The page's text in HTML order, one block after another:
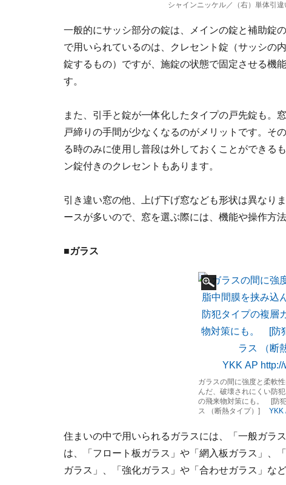
シャインニッケル／（右）単体
一般的にサッシ部分の錠は、メインの錠と補助錠
で用いられているのは、クレセント錠（サッシの
錠するもの）ですが、施錠の状態で固定させる機
す。
また、引手と錠が一体化したタイプの戸先錠も。
戸締りの手間が少なくなるのがメリットです。そ
る時のみに使用し普段は外しておくことができる
ン錠付きのクレセントもあります。
引き違い窓の他、上げ下げ窓なども形状は異なり
ースが多いので、窓を選ぶ際には、機能や操作方
■ガラス
ガラスの間に強度と柔軟
んだ、破壊されにくい防
の飛来物対策にも。 [防
ス （断熱タイプ）] YKK
住まいの中で用いられるガラスには、「一般ガラ
は、「フロート板ガラス」や「網入板ガラス」、
ガラス」、「強化ガラス」や「合わせガラス」な